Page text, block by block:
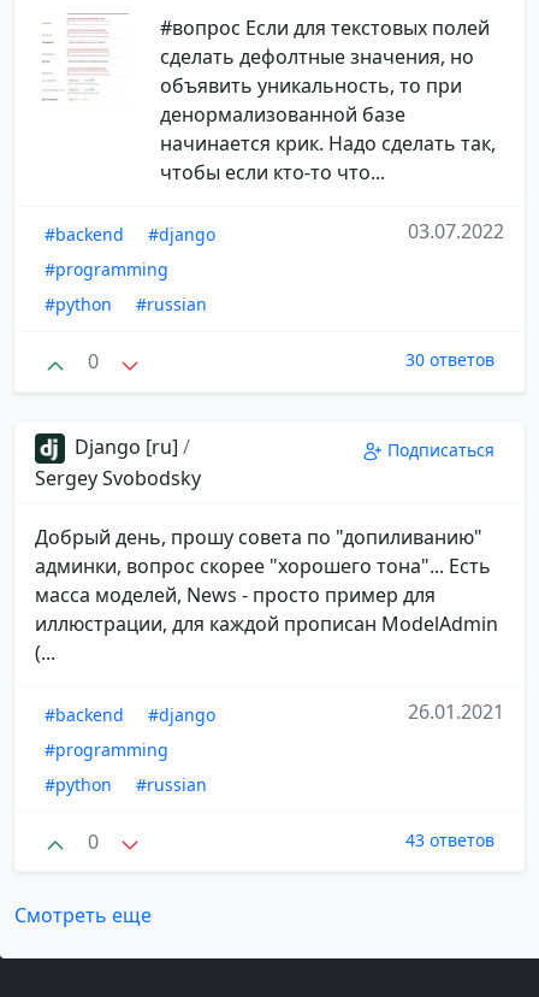
#вопрос Если для текстовых полей
сделать дефолтные значения, но
объявить уникальность, то при
денормализованной базе
начинается крик. Надо сделать так,
чтобы если кто-то что...
#backend
#django
#programming
#python
#russian
03.07.2022
0 30 ответов
Django [ru] /
Sergey Svobodsky
Подписаться
Добрый день, прошу совета по "допиливанию"
админки, вопрос скорее "хорошего тона"... Есть
масса моделей, News - просто пример для
иллюстрации, для каждой прописан ModelAdmin
(...
#backend
#django
#programming
#python
#russian
26.01.2021
0 43 ответов
Смотреть еще